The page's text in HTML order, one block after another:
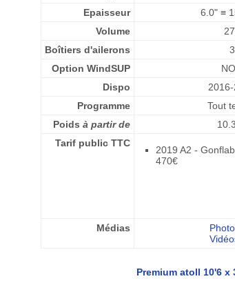
Epaisseur
6.0" ≡
Volume
Boîtiers d'ailerons
3
Option WindSUP
Dispo
Programme
Tout
Poids à partir de
Tarif public TTC
2019 A2 -
470€
Médias
Premium atoll 10'6 x